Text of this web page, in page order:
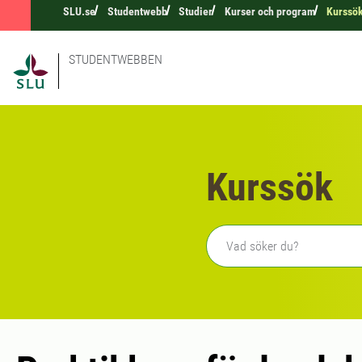
SLU.se Studentwebb Studier Kurser och program
STUDENTWEBBEN
Kurssök
Fritext sökning